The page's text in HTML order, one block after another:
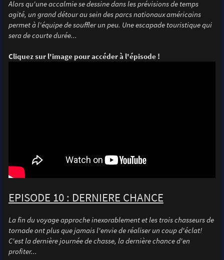
Alors qu'une accalmie se dessine dans les prévisions de temps
agité, un grand détour au sein des parcs nationaux américains
permet à l'équipe de souffler un peu. Une escapade touristique qui
sera de courte durée...
Cliquez sur l'image pour accéder à l'épisode !
EPISODE 10 : DERNIERE CHANCE
La fin du voyage approche inexorablement et les trois chasseurs de
tornade ont plus que jamais l'envie de réaliser un coup d'éclat!
C'est la dernière journée de chasse, la dernière chance d'en
profiter...